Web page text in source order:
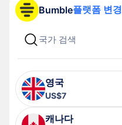
Bumble플랫폼 변경
영국
US$7
캐나다